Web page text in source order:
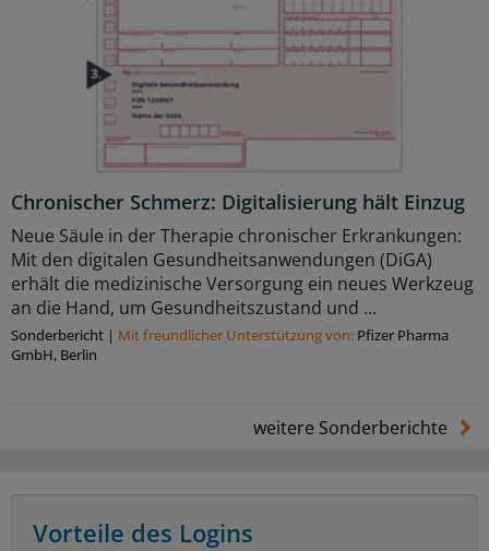
Chronischer Schmerz: Digitalisierung hält Einzug
Neue Säule in der Therapie chronischer Erkrankungen:
Mit den digitalen Gesundheitsanwendungen (DiGA)
erhält die medizinische Versorgung ein neues Werkzeug
an die Hand, um Gesundheitszustand und ...
Sonderbericht | Mit freundlicher Unterstützung von: Pfizer Pharma
GmbH, Berlin
weitere Sonderberichte
Vorteile des Logins